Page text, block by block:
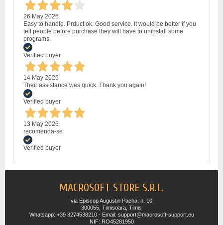
26 May 2026
Easy to handle. Prduct ok. Good service. It would be better if you
tell people before purchase they will have to uninstall some
programs.
Verified buyer
14 May 2026
Their assistance was quick. Thank you again!
Verified buyer
13 May 2026
recomenda-se
Verified buyer
MACROSOFT STORE S.R.L.
via Episcop Augustin Pacha, n. 10
300055, Timisoara, Timis
Whatsapp: +39 3274538210 - Email: support@macrosoft-support.eu
NIF: RO45281950